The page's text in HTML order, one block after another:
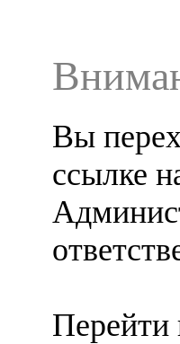
Вы
ссылке
Перейти